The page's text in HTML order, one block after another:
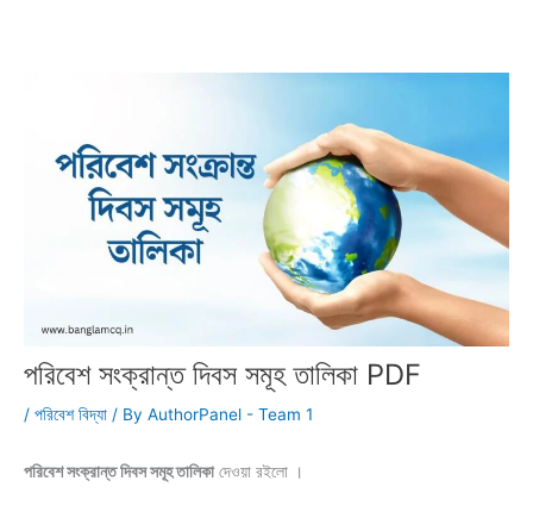
পরিবেশ সংক্রান্ত দিবস সমূহ তালিকা PDF
/ পরিবেশ বিদ্যা / By AuthorPanel - Team 1
পরিবেশ সংক্রান্ত দিবস সমূহ তালিকাদেওয়া রইলো ।